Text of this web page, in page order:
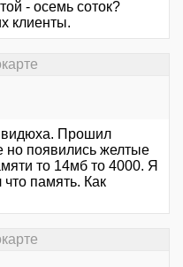
- осемь соток?
клиенты.
видюха. Прошил
но появились желтые
то 14мб то 4000. Я
память. Как